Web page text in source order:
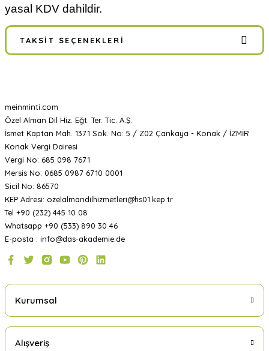
yasal KDV dahildir.
TAKSIT SEÇENEKLERI
meinminti.com
Özel Alman Dil Hiz. Eğt. Ter. Tic. A.Ş.
İsmet Kaptan Mah. 1371 Sok. No: 5 / Z02 Çankaya - Konak / İZMİR
Konak Vergi Dairesi
Vergi No: 685 098 7671
Mersis No: 0685 0987 6710 0001
Sicil No: 86570
KEP Adresi: ozelalmandilhizmetleri@hs01.kep.tr
Tel +90 (232) 445 10 08
Whatsapp +90 (533) 890 30 46
E-posta : info@das-akademie.de
Kurumsal
Alışveriş